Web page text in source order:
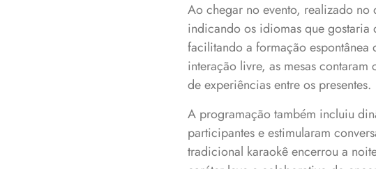
Ao chegar no evento, realizado
indicando os idiomas que
facilitando a formação
interação livre, as mesas
de experiências entre os presentes.
A programação também incluiu
participantes e estimularam
tradicional karaokê encerrou a